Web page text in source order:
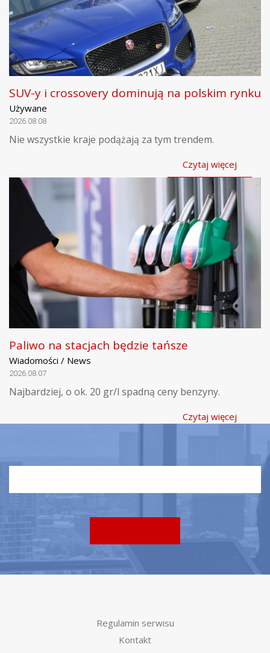
SUV-y i crossovery dominują na polskim rynku
Używane
2026.08.08
Nie wszystkie kraje podążają za tym trendem.
Czytaj więcej
Paliwo na stacjach będzie tańsze
Wiadomości / News
2026.08.07
Najbardziej, o ok. 20 gr/l spadną ceny benzyny.
Czytaj więcej
Regulamin serwisu
Kontakt